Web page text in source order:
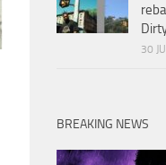
30
BREAKING NEWS